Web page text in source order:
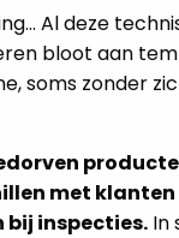
Al deze
bloot aan
soms zonder
met
inspecties. In